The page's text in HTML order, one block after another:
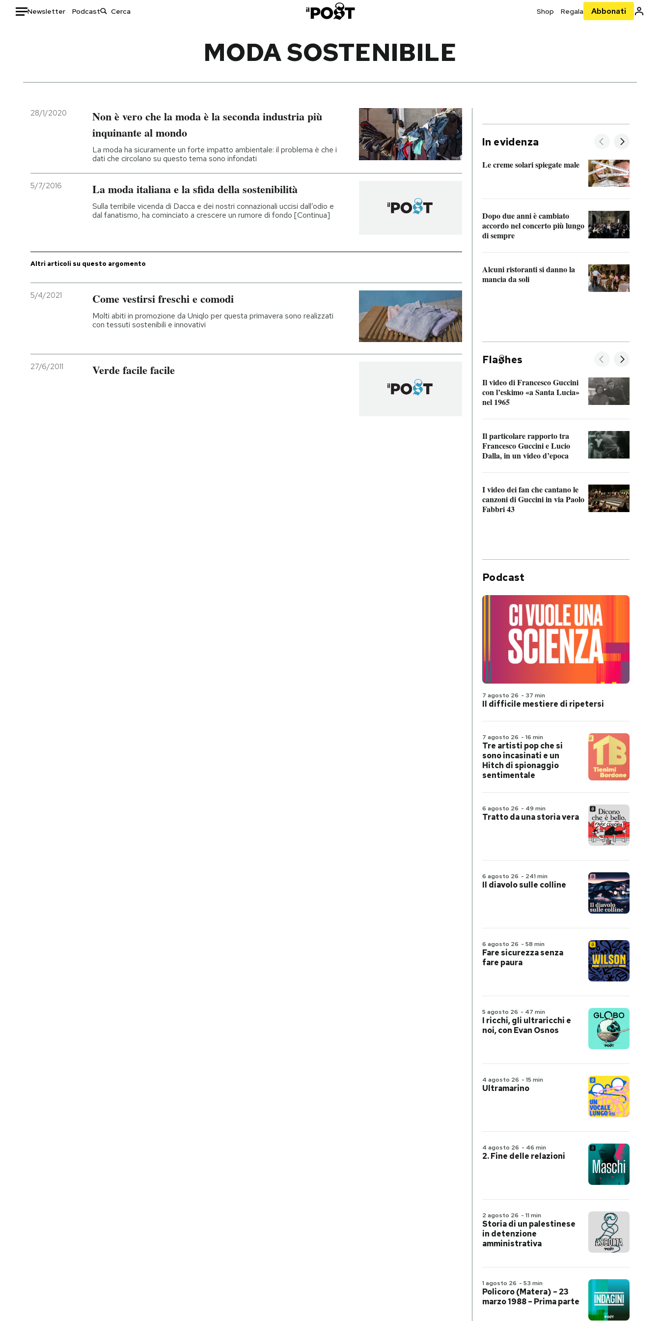
Newsletter Podcast Shop Regala Abbonati
Italia
Politica
Economia
Moda
Ok Boomer!
Media
Mondiali calcio 2026
CALENDARIO
MODA SOSTENIBILE
28/1/2020
Non è vero che la moda è la seconda industria più
inquinante al mondo
La moda ha sicuramente un forte impatto ambientale: il problema è che i
dati che circolano su questo tema sono infondati
5/7/2016 La moda italiana e la sfida della sostenibilità
Sulla terribile vicenda di Dacca e dei nostri connazionali uccisi dall’odio e
dal fanatismo, ha cominciato a crescere un rumore di fondo [Continua]
Altri articoli su questo argomento
5/4/2021 Come vestirsi freschi e comodi
Molti abiti in promozione da Uniqlo per questa primavera sono realizzati
con tessuti sostenibili e innovativi
27/6/2011 Verde facile facile
In evidenza
Le creme solari spiegate male
Dopo due anni è cambiato
accordo nel concerto più lungo
di sempre
Alcuni ristoranti si danno la
mancia da soli
Fla hes
Il video di Francesco Guccini
con l’eskimo «a Santa Lucia»
nel 1965
Il particolare rapporto tra
Francesco Guccini e Lucio
Dalla, in un video d’epoca
I video dei fan che cantano le
canzoni di Guccini in via Paolo
Fabbri 43
Podcast
7 agosto 26 - 37 min
Il difficile mestiere di ripetersi
7 agosto 26 - 16 min
Tre artisti pop che si
sono incasinati e un
Hitch di spionaggio
sentimentale
6 agosto 26 - 49 min
Tratto da una storia vera
6 agosto 26 - 241 min
Il diavolo sulle colline
6 agosto 26 - 58 min
Fare sicurezza senza
fare paura
5 agosto 26 - 47 min
I ricchi, gli ultraricchi e
noi, con Evan Osnos
4 agosto 26 - 15 min
Ultramarino
4 agosto 26 - 46 min
2. Fine delle relazioni
2 agosto 26 - 11 min
Storia di un palestinese
in detenzione
amministrativa
1 agosto 26 - 53 min
Policoro (Matera) – 23
marzo 1988 – Prima parte